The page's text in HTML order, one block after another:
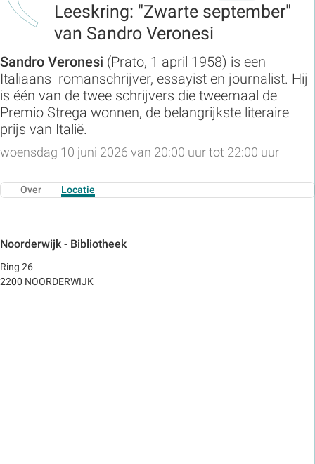
Leeskring: "Zwarte september"
van Sandro Veronesi
Sandro Veronesi (Prato, 1 april 1958) is een
Italiaans romanschrijver, essayist en journalist. Hij
is één van de twee schrijvers die tweemaal de
Premio Strega wonnen, de belangrijkste literaire
prijs van Italië.
woensdag 10 juni 2026 van 20:00 uur tot 22:00 uur
Over Locatie
Noorderwijk - Bibliotheek
Ring 26
2200 NOORDERWIJK